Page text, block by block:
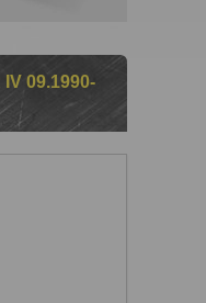
09.1990-